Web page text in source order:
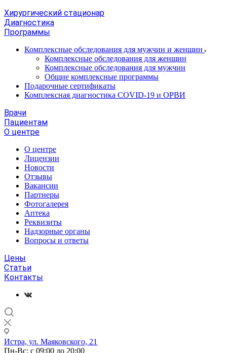
Хирургический стационар
Диагностика
Программы
Комплексные обследования для мужчин и женщин
Комплексные обследования для женщин
Комплексные обследования для мужчин
Общие комплексные программы
Подарочные сертификаты
Комплексная диагностика COVID-19 и ОРВИ
Врачи
Пациентам
О центре
О центре
Лицензии
Новости
Отзывы
Вакансии
Партнеры
Фотогалерея
Аптека
Реквизиты
Надзорные органы
Вопросы и ответы
Цены
Статьи
Контакты
Истра, ул. Маяковского, 21
Пн-Вс: с 09:00 до 20:00